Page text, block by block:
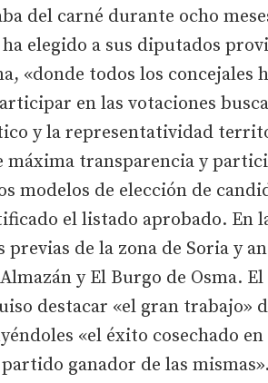
del carné durante ocho
elegido a sus diputados
«donde todos los concejales
en las votaciones
y la representatividad
transparencia y
modelos de elección de
el listado aprobado. En
previas de la zona de Soria y
y El Burgo de Osma.
destacar «el gran trabajo»
«el éxito cosechado
ganador de las mismas».